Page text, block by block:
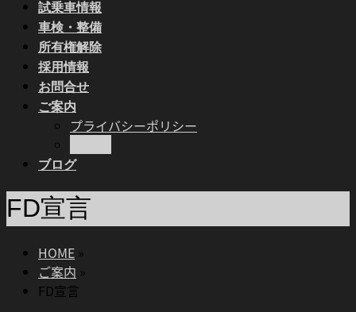
試乗車情報
車検・整備
所有権解除
採用情報
お問合せ
ご案内
プライバシーポリシー
ブログ
FD宣言
HOME »
ご案内 »
FD宣言